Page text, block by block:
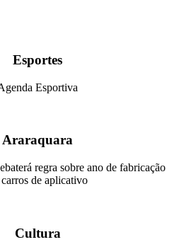
Esportes
Esportiva
Araraquara
regra sobre ano de fabricação
de aplicativo
Cultura